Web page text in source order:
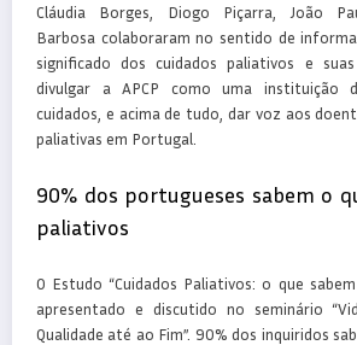
Cláudia Borges, Diogo Piçarra, João
Barbosa colaboraram no sentido de
significado dos cuidados paliativos e
divulgar a APCP como uma instituição
cuidados, e acima de tudo, dar voz aos
paliativas em Portugal.
90% dos portugueses sabem o
paliativos
O Estudo “Cuidados Paliativos: o que
apresentado e discutido no seminário
Qualidade até ao Fim”. 90% dos inquiridos